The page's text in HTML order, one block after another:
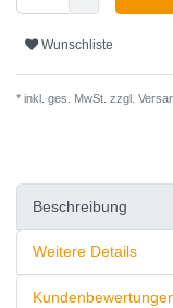
Wunschliste
* inkl. ges. MwSt. zzgl.
Beschreibung
Weitere Details